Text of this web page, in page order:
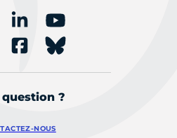
question ?
NOUS